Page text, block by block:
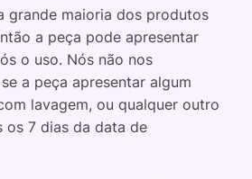
grande maioria dos produtos
a peça pode apresentar
o uso. Nós não nos
a peça apresentar algum
lavagem, ou qualquer outro
os 7 dias da data de